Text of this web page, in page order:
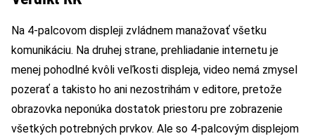
Na 4-palcovom displeji zvládnem manažovať všetku
komunikáciu. Na druhej strane, prehliadanie internetu je
menej pohodlné kvôli veľkosti displeja, video nemá zmysel
pozerať a takisto ho ani nezostrihám v editore, pretože
obrazovka neponúka dostatok priestoru pre zobrazenie
všetkých potrebných prvkov. Ale so 4-palcovým displejom